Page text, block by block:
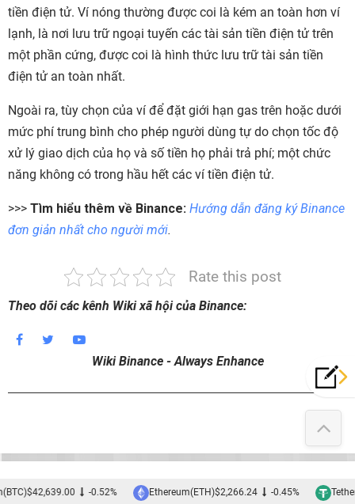
tiền điện tử. Ví nóng thường được coi là kém an toàn hơn ví
lạnh, là nơi lưu trữ ngoại tuyến các tài sản tiền điện tử trên
một phần cứng, được coi là hình thức lưu trữ tài sản tiền
điện tử an toàn nhất.
Ngoài ra, tùy chọn của ví để đặt giới hạn gas trên hoặc dưới
mức phí trung bình cho phép người dùng tự do chọn tốc độ
xử lý giao dịch của họ và số tiền họ phải trả phí; một chức
năng không có trong hầu hết các ví tiền điện tử.
>>> Tìm hiểu thêm về Binance: Hướng dẫn đăng ký Binance
đơn giản nhất cho người mới.
Rate this post
Theo dõi các kênh Wiki xã hội của Binance:
Wiki Binance - Always Enhance
$42,639.00 -0.52% Ethereum(ETH)$2,266.24 -0.45%